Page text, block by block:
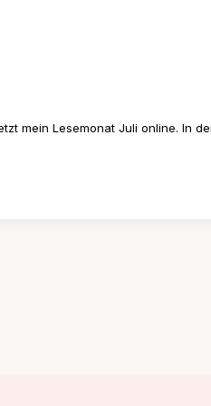
mein Lesemonat Juli online. In